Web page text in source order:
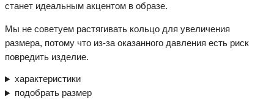
станет идеальным акцентом в образе.
Мы не советуем растягивать кольцо для увеличения
размера, потому что из-за оказанного давления есть риск
повредить изделие.
характеристики
подобрать размер